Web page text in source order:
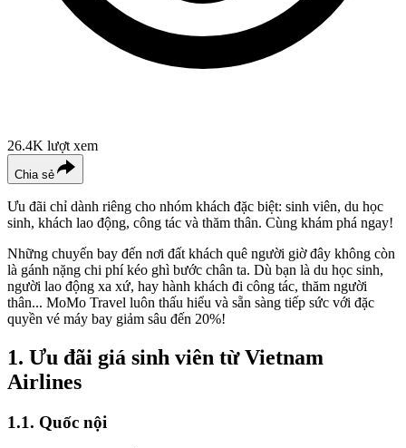
26.4K lượt xem
Chia sẻ
Ưu đãi chỉ dành riêng cho nhóm khách đặc biệt: sinh viên, du học
sinh, khách lao động, công tác và thăm thân. Cùng khám phá ngay!
Những chuyến bay đến nơi đất khách quê người giờ đây không còn
là gánh nặng chi phí kéo ghì bước chân ta. Dù bạn là du học sinh,
người lao động xa xứ, hay hành khách đi công tác, thăm người
thân... MoMo Travel luôn thấu hiểu và sẵn sàng tiếp sức với đặc
quyền vé máy bay giảm sâu đến 20%!
1. Ưu đãi giá sinh viên từ Vietnam
Airlines
1.1. Quốc nội